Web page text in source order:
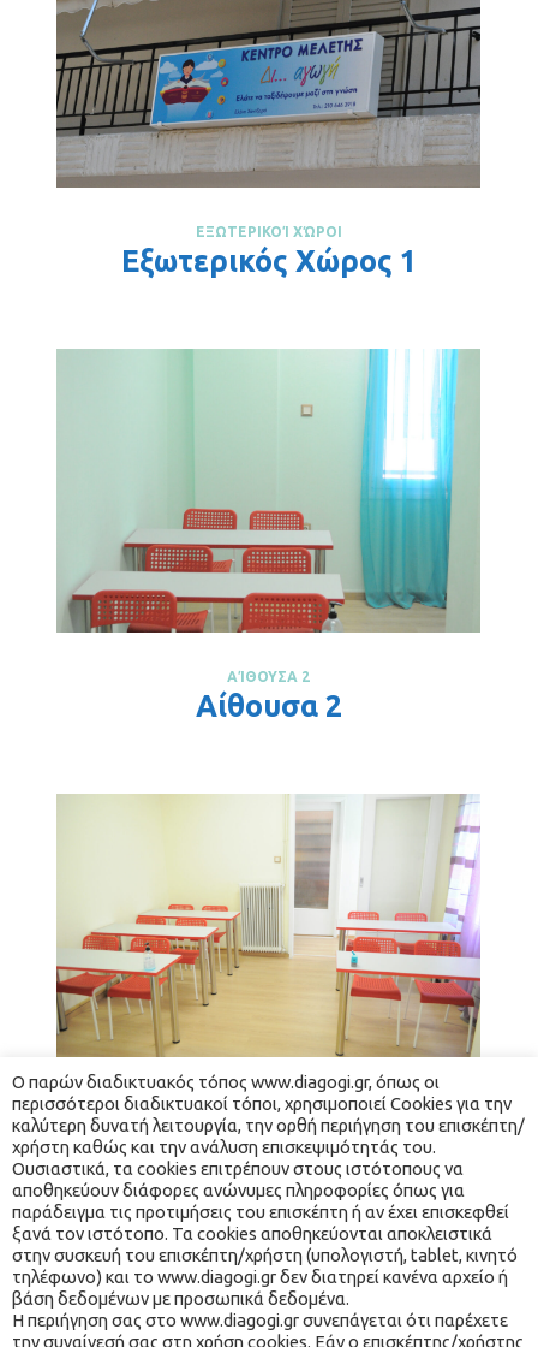
ΕΞΩΤΕΡΙΚΟΊ ΧΏΡΟΙ
Εξωτερικός Χώρος 1
ΑΊΘΟΥΣΑ 2
Αίθουσα 2
ΑΊΘΟΥΣΑ 1
Αίθουσα 1
Ο παρών διαδικτυακός τόπος www.diagogi.gr, όπως οι
περισσότεροι διαδικτυακοί τόποι, χρησιμοποιεί Cookies για την
καλύτερη δυνατή λειτουργία, την ορθή περιήγηση του επισκέπτη/
χρήστη καθώς και την ανάλυση επισκεψιμότητάς του.
Ουσιαστικά, τα cookies επιτρέπουν στους ιστότοπους να
αποθηκεύουν διάφορες ανώνυμες πληροφορίες όπως για
παράδειγμα τις προτιμήσεις του επισκέπτη ή αν έχει επισκεφθεί
ξανά τον ιστότοπο. Τα cookies αποθηκεύονται αποκλειστικά
στην συσκευή του επισκέπτη/χρήστη (υπολογιστή, tablet, κινητό
τηλέφωνο) και το www.diagogi.gr δεν διατηρεί κανένα αρχείο ή
βάση δεδομένων με προσωπικά δεδομένα.
Η περιήγηση σας στο www.diagogi.gr συνεπάγεται ότι παρέχετε
την συναίνεσή σας στη χρήση cookies. Εάν ο επισκέπτης/χρήστης